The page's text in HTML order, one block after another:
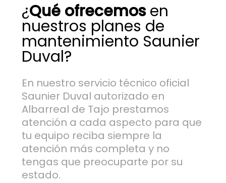
¿Qué ofrecemosen
nuestros planes de
mantenimiento Saunier
Duval?
En nuestro servicio técnico oficial
Saunier Duval autorizado en
Albarreal de Tajo prestamos
atención a cada aspecto para que
tu equipo reciba siempre la
atención más completa y no
tengas que preocuparte por su
estado.